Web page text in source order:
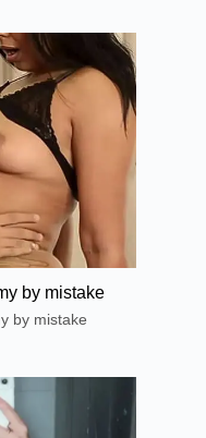
by mistake
by mistake